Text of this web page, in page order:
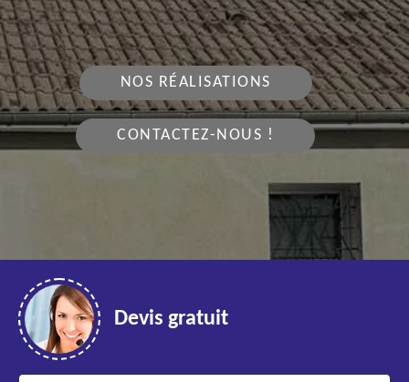
NOS RÉALISATIONS
CONTACTEZ-NOUS !
Devis gratuit